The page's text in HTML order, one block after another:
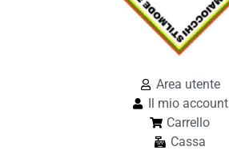
Area utente
Il mio account
Carrello
Cassa